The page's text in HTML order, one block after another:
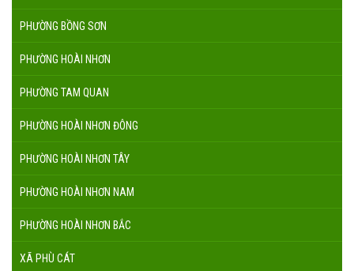
PHƯỜNG BỒNG SƠN
PHƯỜNG HOÀI NHƠN
PHƯỜNG TAM QUAN
PHƯỜNG HOÀI NHƠN ĐÔNG
PHƯỜNG HOÀI NHƠN TÂY
PHƯỜNG HOÀI NHƠN NAM
PHƯỜNG HOÀI NHƠN BẮC
XÃ PHÙ CÁT